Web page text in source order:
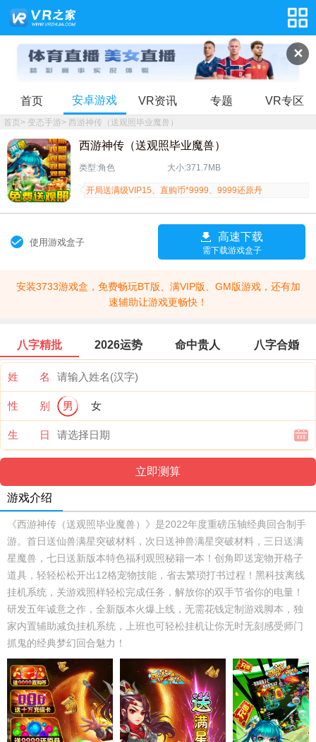
✕
首页 安卓游戏 VR资讯 专题 VR专区
首页> 变态手游> 西游神传（送观照毕业魔兽）
西游神传（送观照毕业魔兽）
类型:角色 大小:371.7MB
开局送满级VIP15、直购币*9999、9999还原丹
使用游戏盒子 高速下载
需下载游戏盒子
安装3733游戏盒，免费畅玩BT版、满VIP版、GM版游戏，还有加
速辅助让游戏更畅快！
八字精批 2026运势 命中贵人 八字合婚
姓 名
性 别 男 女
生 日
游戏介绍
《西游神传（送观照毕业魔兽）》是2022年度重磅压轴经典回合制手
游。首日送仙兽满星突破材料，次日送神兽满星突破材料，三日送满
星魔兽，七日送新版本特色福利观照秘籍一本！创角即送宠物开格子
道具，轻轻松松开出12格宠物技能，省去繁琐打书过程！黑科技离线
挂机系统，关游戏照样轻松完成任务，解放你的双手节省你的电量！
研发五年诚意之作，全新版本火爆上线，无需花钱定制游戏脚本，独
家内置辅助减负挂机系统，上班也可轻松挂机让你无时无刻感受师门
抓鬼的经典梦幻回合魅力！